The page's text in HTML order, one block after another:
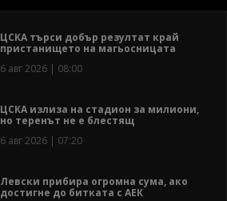
ЦСКА търси добър резултат край
пристанището на магьосницата
6 авг 2026 | 08:00
ЦСКА излиза на стадион за милиони,
но теренът не е блестящ
6 авг 2026 | 07:20
Левски прибира огромна сума, ако
достигне до битката с АЕК